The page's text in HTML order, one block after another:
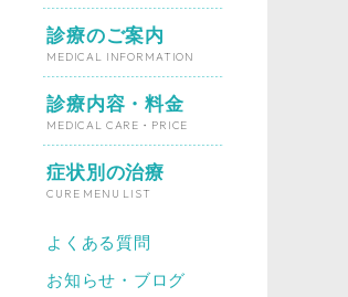
診療のご案内
MEDICAL INFORMATION
診療内容・料金
MEDICAL CARE・PRICE
症状別の治療
CURE MENU LIST
よくある質問
お知らせ・ブログ